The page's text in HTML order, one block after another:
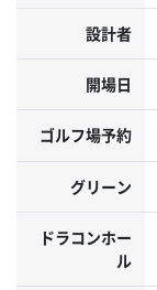
設計者
開場日
ゴルフ場予約
グリーン
ドラコンホー
ル